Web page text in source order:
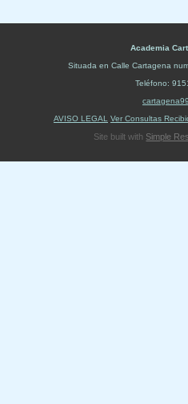
Academia
Situada en Calle Cartagena
Teléfono:
AVISO LEGAL
Ver Consultas
Site built with Simple